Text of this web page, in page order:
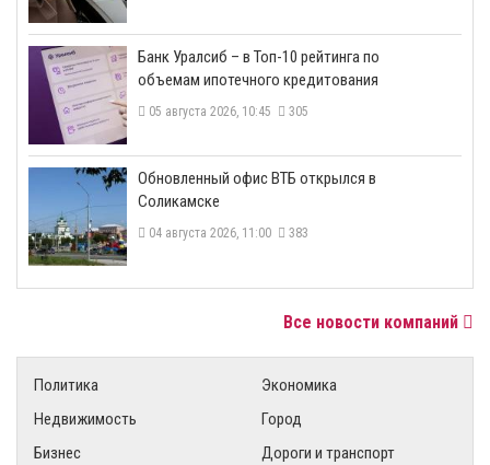
​Банк Уралсиб – в Топ-10 рейтинга по
объемам ипотечного кредитования
05 августа 2026, 10:45 305
​Обновленный офис ВТБ открылся в
Соликамске
04 августа 2026, 11:00 383
Все новости компаний
Политика
Экономика
Недвижимость
Город
Бизнес
Дороги и транспорт